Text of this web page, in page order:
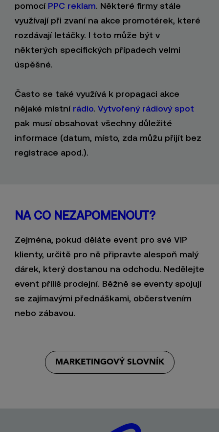
pomocí PPC reklam. Některé firmy stále
využívají při zvaní na akce promotérek, které
rozdávají letáčky. I toto může být v
některých specifických případech velmi
úspěšné.
Často se také využívá k propagaci akce
nějaké místní rádio. Vytvořený rádiový spot
pak musí obsahovat všechny důležité
informace (datum, místo, zda můžu přijít bez
registrace apod.).
NA CO NEZAPOMENOUT?
Zejména, pokud děláte event pro své VIP
klienty, určitě pro ně připravte alespoň malý
dárek, který dostanou na odchodu. Nedělejte
event příliš prodejní. Běžně se eventy spojují
se zajímavými přednáškami, občerstvením
nebo zábavou.
MARKETINGOVÝ SLOVNÍK